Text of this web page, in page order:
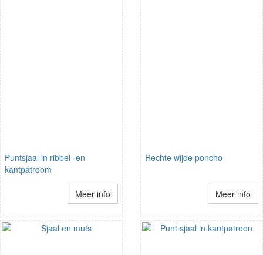
Puntsjaal in ribbel- en
kantpatroom
Meer info
Rechte wijde poncho
Meer info